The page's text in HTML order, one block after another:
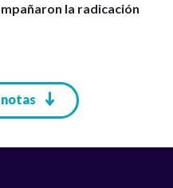
la radicación